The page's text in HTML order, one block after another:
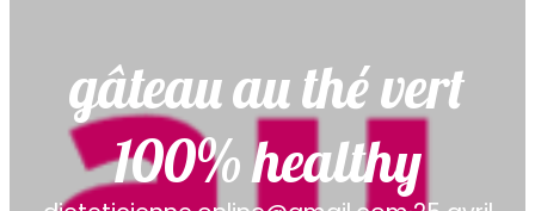
gâteau au thé vert
100% healthy